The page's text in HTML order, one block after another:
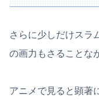
さらに少しだけスラ
の画力もさることな
アニメで見ると顕著